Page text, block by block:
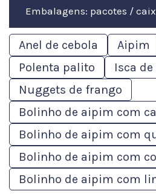
Embalagens: pacotes /
Anel de cebola Aipim
Polenta palito
Isca
Nuggets de frango
Bolinho de aipim com
Bolinho de aipim com
Bolinho de aipim com
Bolinho de aipim com